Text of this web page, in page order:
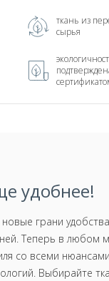
ткань из
сырья
удобнее!
грани
Теперь в любом
со всеми нюансами
Выбирайте